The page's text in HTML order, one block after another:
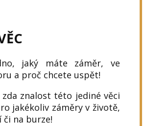
jaký máte záměr, ve
a proč chcete uspět!
znalost této jediné věci
jakékoliv záměry v životě,
na burze!